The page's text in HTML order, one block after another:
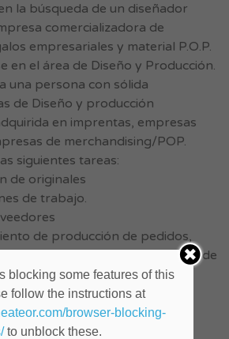
la búsqueda de un diseñador
comercializadora de
empresariales y material P.O.P.
en el área de Diseño y Producción.
una persona con sólida
de Diseño y producción
en imprentas, empresas
de merchandising/POP.
siguientes tareas:
de originales
de trabajo.
de producción de pedidos,
de proveedores sobre la base de
generadas.
relacionadas con la
de los productos
blocking some features of this
follow the instructions at
browser-blocking-
to unblock these.